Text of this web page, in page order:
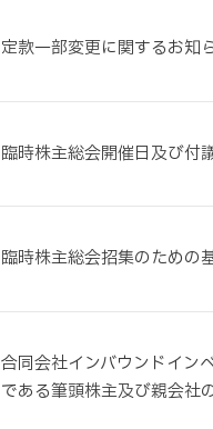
定款一部変更に関するお
臨時株主総会開催日及び
臨時株主総会招集のため
合同会社インバウンドイン
である筆頭株主及び親会